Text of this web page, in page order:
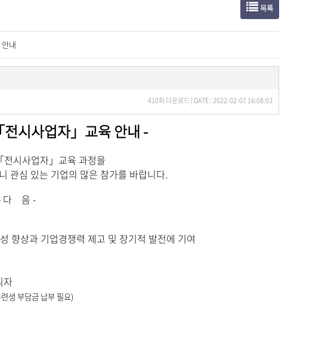
목록
내
410회 다운로드 | DATE : 2022-02-07 16:08:03
시사업자」교육 안내 -
시사업자」교육 과정을
관심 있는 기업의 많은 참가를 바랍니다.
다 음 -
향상과 기업경쟁력 제고 및 장기적 발전에 기여
자
생 부담금 납부 필요)